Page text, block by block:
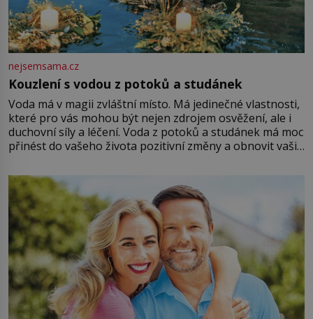
nejsemsama.cz
Kouzlení s vodou z potoků a studánek
Voda má v magii zvláštní místo. Má jedinečné vlastnosti,
které pro vás mohou být nejen zdrojem osvěžení, ale i
duchovní síly a léčení. Voda z potoků a studánek má moc
přinést do vašeho života pozitivní změny a obnovit vaši
můžete obohatit své rituály a přinést do svého života
větší harmonii a klid. Je důležité